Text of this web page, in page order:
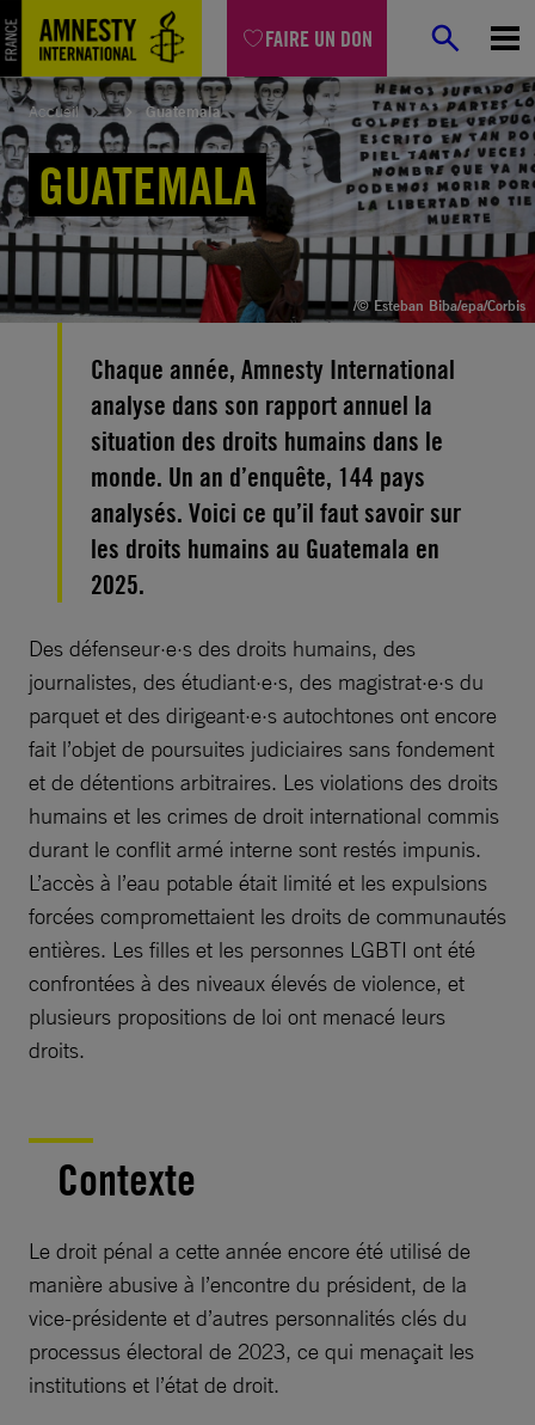
FAIRE UN DON
Aller
au
contenu
Accueil Guatemala
GUATEMALA
/© Esteban Biba/epa/Corbis
Chaque année, Amnesty International
analyse dans son rapport annuel la
situation des droits humains dans le
monde. Un an d’enquête, 144 pays
analysés. Voici ce qu’il faut savoir sur
les droits humains au Guatemala en
2025.
Des défenseur·e·s des droits humains, des
journalistes, des étudiant·e·s, des magistrat·e·s du
parquet et des dirigeant·e·s autochtones ont encore
fait l’objet de poursuites judiciaires sans fondement
et de détentions arbitraires. Les violations des droits
humains et les crimes de droit international commis
durant le conflit armé interne sont restés impunis.
L’accès à l’eau potable était limité et les expulsions
forcées compromettaient les droits de communautés
entières. Les filles et les personnes LGBTI ont été
confrontées à des niveaux élevés de violence, et
plusieurs propositions de loi ont menacé leurs
droits.
Contexte
Le droit pénal a cette année encore été utilisé de
manière abusive à l’encontre du président, de la
vice-présidente et d’autres personnalités clés du
processus électoral de 2023, ce qui menaçait les
institutions et l’état de droit.